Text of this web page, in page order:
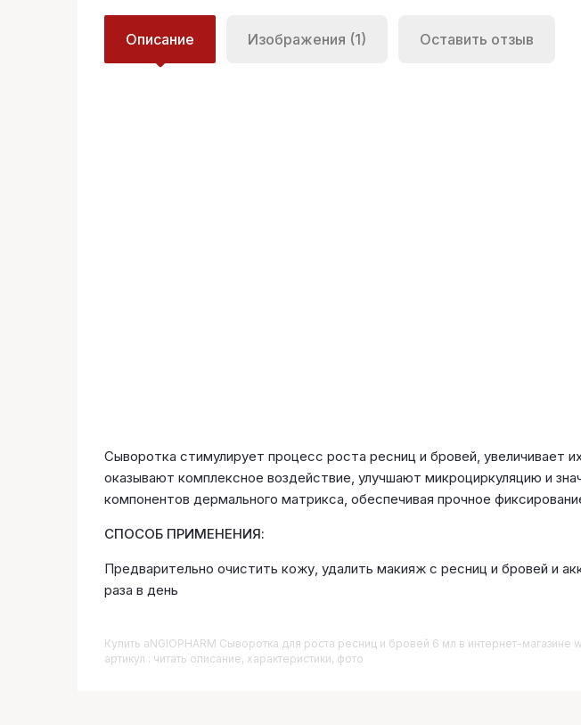
Описание Изображения (1) Оставить отзыв
Сыворотка стимулирует процесс роста ресниц и бровей,
оказывают комплексное воздействие, улучшают микроциркуляцию и
компонентов дермального матрикса, обеспечивая прочное
СПОСОБ ПРИМЕНЕНИЯ:
Предварительно очистить кожу, удалить макияж с ресниц и бровей и
раза в день
Купить ANGIOPHARM Сыворотка для роста ресниц и бровей 6 мл в интернет-магазине
артикул : читать описание, характеристики, фото